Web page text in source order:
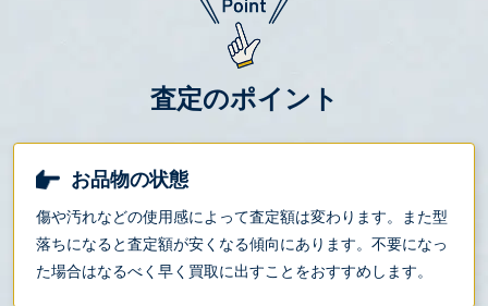
査定のポイント
お品物の状態
傷や汚れなどの使用感によって査定額は変わります。また型
落ちになると査定額が安くなる傾向にあります。不要になっ
た場合はなるべく早く買取に出すことをおすすめします。